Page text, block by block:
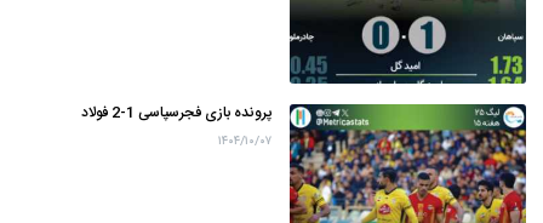
پرونده بازی فجرسپاسی 1-2 فولاد
۱۴۰۴/۱۰/۰۷